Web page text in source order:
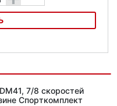
7/8 скоростей
Спорткомплект